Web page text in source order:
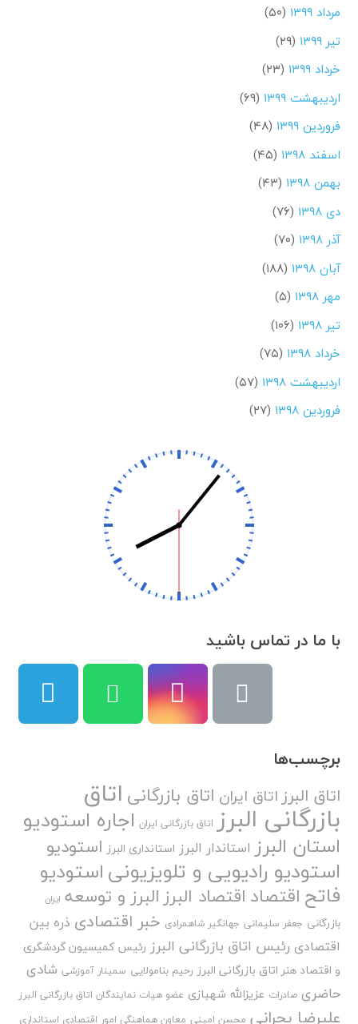
مرداد ۱۳۹۹
(۵۰)
تیر ۱۳۹۹
(۲۹)
خرداد ۱۳۹۹
(۲۳)
اردیبهشت ۱۳۹۹
(۶۹)
فروردین ۱۳۹۹
(۴۸)
اسفند ۱۳۹۸
(۴۵)
بهمن ۱۳۹۸
(۴۳)
دی ۱۳۹۸
(۷۶)
آذر ۱۳۹۸
(۷۰)
آبان ۱۳۹۸
(۱۸۸)
مهر ۱۳۹۸
(۵)
تیر ۱۳۹۸
(۱۰۶)
خرداد ۱۳۹۸
(۷۵)
اردیبهشت ۱۳۹۸
(۵۷)
فروردین ۱۳۹۸
(۲۷)
با ما در تماس باشید
برچسب‌ها
اتاق البرزاتاق ایران اتاق بازرگانی اتاق
بازرگانی البرز اتاق بازرگانی ایران اجاره استودیو
استان البرز استاندار البرز استانداری البرز استودیو
استودیو رادیویی و تلویزیونیاستودیو
فاتح اقتصاد اقتصاد البرزالبرز و توسعه ایران
بازرگانی جعفر سلیمانی جهانگیر شاهمرادی خبر اقتصادی ذره بین
اقتصادی رئیس اتاق بازرگانی البرز رئیس کمیسیون گردشگری
و اقتصاد هنر اتاق بازرگانی البرز رحیم بنامولایی سمینار آموزشی شادی
حاضری صادرات عزیزالله شهبازی عضو هیات نمایندگان اتاق بازرگانی البرز
علیرضا بحرانی محسن امینی معاون هماهنگی امور اقتصادی استانداری